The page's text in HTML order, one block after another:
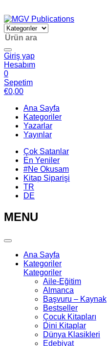
Giriş yap
Hesabım
0
Sepetim
€0,00
Ana Sayfa
Kategoriler
Yazarlar
Yayınlar
Çok Satanlar
En Yeniler
#Ne Okusam
Kitap Siparişi
TR
DE
MENU
Ana Sayfa
Kategoriler
Kategoriler
Aile-Eğitim
Almanca
Başvuru – Kaynak
Bestseller
Çocuk Kitapları
Dini Kitaplar
Dünya Klasikleri
Edebiyat